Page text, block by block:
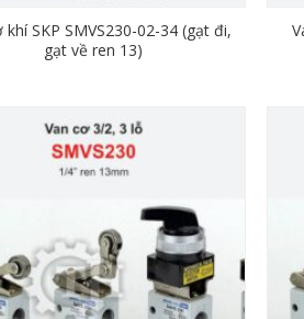
khí SKP SMVS230-02-34 (gạt đi,
gạt về ren 13)